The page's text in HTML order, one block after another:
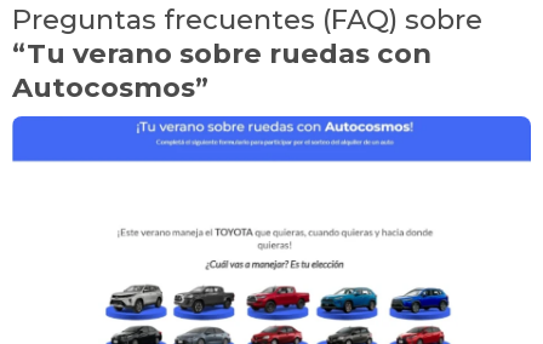
Preguntas frecuentes (FAQ) sobre
“Tu verano sobre ruedas con
Autocosmos”